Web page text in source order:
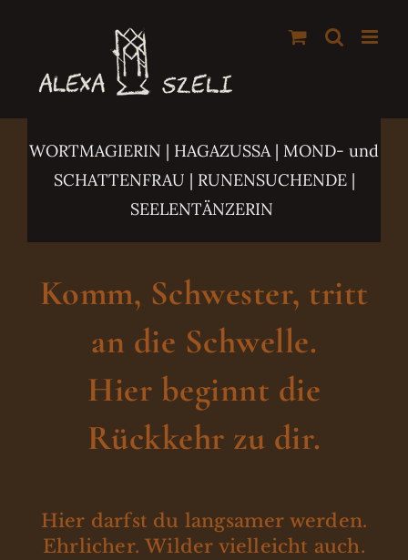
springen
WORTMAGIERIN | HAGAZUSSA | MOND- und
SCHATTENFRAU | RUNENSUCHENDE |
SEELENTÄNZERIN
Komm, Schwester, tritt
an die Schwelle.
Hier beginnt die
Rückkehr zu dir.
Hier darfst du langsamer werden.
Ehrlicher. Wilder vielleicht auch.